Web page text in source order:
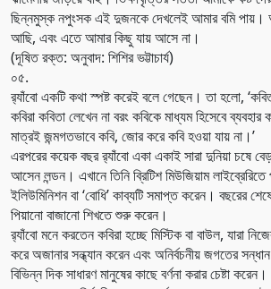
ছিন্নমুস্ক নপুংসক এই দুজনকে দেখলেই আমার বমি
আছি, এবং এতে আমার কিছু যায় আসে না।
(দূষিত রক্ত: অনুবাদ: শিশির ভট্টাচার্য)
০৫.
র‌্যাঁবো একটি কথা স্পষ্ট করেই বলে গেছেন। তা হলো,
কবিরা কবিতা লেখেন না বরং কবিকে মাধ্যম হিসেবে
মাত্রই জন্মগতভাবে কবি, জোর করে কবি হওয়া যায় না।’
এরপরের কয়েক বছর র‌্যাঁবো একা একাই সারা দুনিয়া চষে
আসেন লন্ডন। এখানে তিনি ব্রিটিশ মিউজিয়াম লাইব্রেরিতে
ইলিউমিনিশন বা ‘বোধি’ কাব্যটি সমাপ্ত করেন। বছরের
পিয়ানো বাজানো শিখতে শুরু করেন।
র‌্যাঁবো মনে করতেন কবিরা হচ্ছে মিস্টিক বা বাউল, যারা
করে অজানার সন্ধ্যান করেন এবং অনির্বচনীয় জগতের
বিভিন্ন দিক সাধারণ মানুষের কাছে বর্ণনা করার চেষ্টা